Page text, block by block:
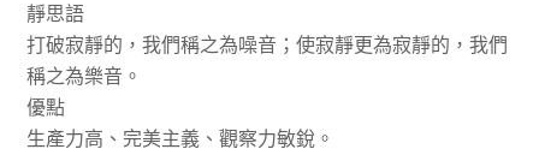
靜思語
打破寂靜的，我們稱之為噪音；使寂靜更為寂靜的，我們
稱之為樂音。
優點
生產力高、完美主義、觀察力敏銳。